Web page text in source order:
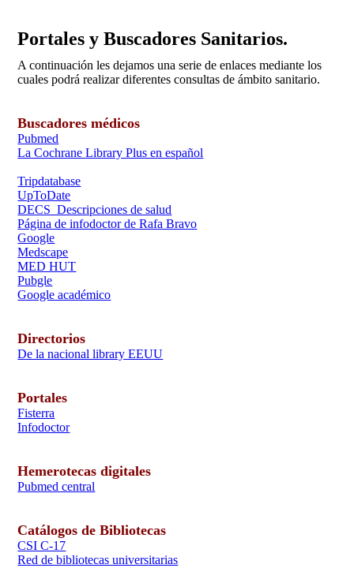
Portales y Buscadores Sanitarios.
A continuación les dejamos una serie de enlaces mediante los
cuales podrá realizar diferentes consultas de ámbito sanitario.
Buscadores médicos
Pubmed
La Cochrane Library Plus en español
Tripdatabase
UpToDate
DECS Descripciones de salud
Página de infodoctor de Rafa Bravo
Google
Medscape
MED HUT
Pubgle
Google académico
Directorios
De la nacional library EEUU
Portales
Fisterra
Infodoctor
Hemerotecas digitales
Pubmed central
Catálogos de Bibliotecas
CSI C-17
Red de bibliotecas universitarias